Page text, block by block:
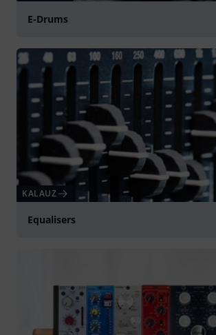
E-Drums
KALAUZ
Equalisers